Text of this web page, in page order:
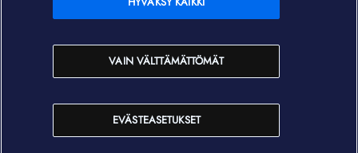
Elisan myymälät
EVÄSTEASETUKSET
VAIN VÄLTTÄMÄTTÖMÄT